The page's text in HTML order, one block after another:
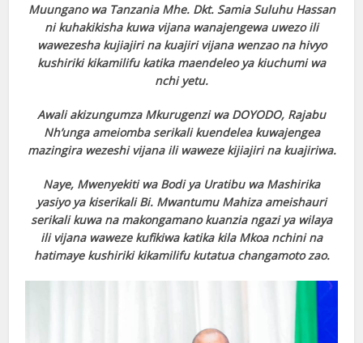
Muungano wa Tanzania Mhe. Dkt. Samia Suluhu Hassan
ni kuhakikisha kuwa vijana wanajengewa uwezo ili
wawezesha kujiajiri na kuajiri vijana wenzao na hivyo
kushiriki kikamilifu katika maendeleo ya kiuchumi wa
nchi yetu.
Awali akizungumza Mkurugenzi wa DOYODO, Rajabu
Nh’unga ameiomba serikali kuendelea kuwajengea
mazingira wezeshi vijana ili waweze kijiajiri na kuajiriwa.
Naye, Mwenyekiti wa Bodi ya Uratibu wa Mashirika
yasiyo ya kiserikali Bi. Mwantumu Mahiza ameishauri
serikali kuwa na makongamano kuanzia ngazi ya wilaya
ili vijana waweze kufikiwa katika kila Mkoa nchini na
hatimaye kushiriki kikamilifu kutatua changamoto zao.